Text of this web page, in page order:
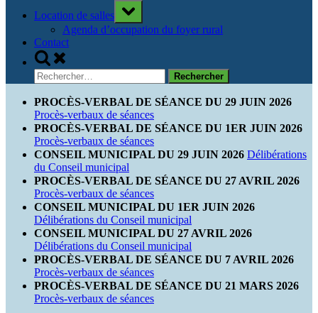
Location de salles
Toggle
sub-
menu
Agenda d’occupation du foyer rural
Contact
Toggle
search
form
Rechercher :
PROCÈS-VERBAL DE SÉANCE DU 29 JUIN 2026
Procès-verbaux de séances
PROCÈS-VERBAL DE SÉANCE DU 1ER JUIN 2026
Procès-verbaux de séances
CONSEIL MUNICIPAL DU 29 JUIN 2026 Délibérations
du Conseil municipal
PROCÈS-VERBAL DE SÉANCE DU 27 AVRIL 2026
Procès-verbaux de séances
CONSEIL MUNICIPAL DU 1ER JUIN 2026
Délibérations du Conseil municipal
CONSEIL MUNICIPAL DU 27 AVRIL 2026
Délibérations du Conseil municipal
PROCÈS-VERBAL DE SÉANCE DU 7 AVRIL 2026
Procès-verbaux de séances
PROCÈS-VERBAL DE SÉANCE DU 21 MARS 2026
Procès-verbaux de séances